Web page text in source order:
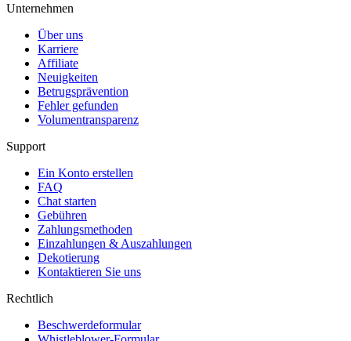
Unternehmen
Über uns
Karriere
Affiliate
Neuigkeiten
Betrugsprävention
Fehler gefunden
Volumentransparenz
Support
Ein Konto erstellen
FAQ
Chat starten
Gebühren
Zahlungsmethoden
Einzahlungen & Auszahlungen
Dekotierung
Kontaktieren Sie uns
Rechtlich
Beschwerdeformular